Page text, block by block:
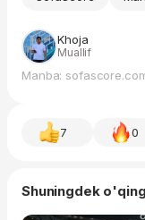
Khoja
Muallif
Manba:
7 0
Shuningdek o'qing